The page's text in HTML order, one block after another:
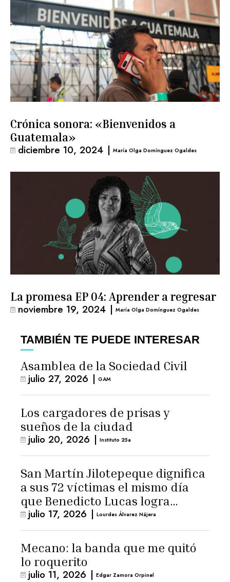
Crónica sonora: «Bienvenidos a
Guatemala»
diciembre 10, 2024 | María Olga Domínguez Ogaldes
La promesa EP 04: Aprender a regresar
noviembre 19, 2024 | María Olga Domínguez Ogaldes
TAMBIÉN TE PUEDE INTERESAR
Asamblea de la Sociedad Civil
julio 27, 2026 | GAM
Los cargadores de prisas y
sueños de la ciudad
julio 20, 2026 | Instituto 25a
San Martín Jilotepeque dignifica
a sus 72 víctimas el mismo día
que Benedicto Lucas logra
arresto domiciliario
julio 17, 2026 | Lourdes Álvarez Nájera
Mecano: la banda que me quitó
lo roquerito
julio 11, 2026 | Edgar Zamora Orpinel